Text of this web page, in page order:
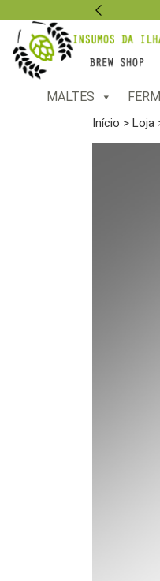
Previous
MALTES
Início > Loja